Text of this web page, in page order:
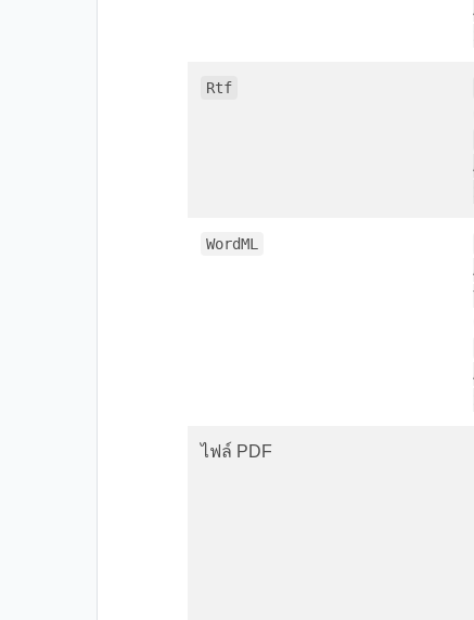
Rtf
WordML
ไฟล์ PDF